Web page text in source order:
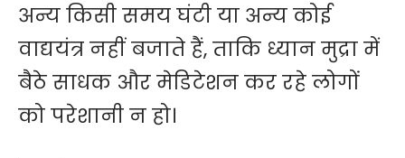
अन्य किसी समय घंटी या अन्य कोई
वाद्ययंत्र नहीं बजाते हैं, ताकि ध्यान मुद्रा में
बैठे साधक और मेडिटेशन कर रहे लोगों
को परेशानी न हो।